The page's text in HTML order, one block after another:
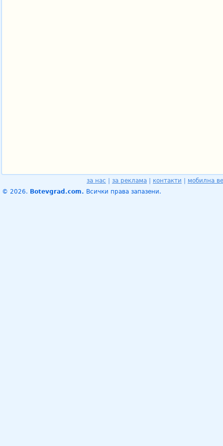
за нас за реклама контакти
мобилна
© 2026. Botevgrad.com. Всички права запазени.